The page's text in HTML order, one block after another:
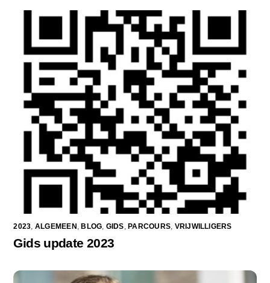
2023, ALGEMEEN , BLOG, GIDS, PARCOURS, VRIJWILLIGERS
Gids update 2023